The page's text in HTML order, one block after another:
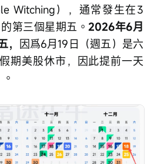
Witching），通常發生在3
第三個星期五。2026年6月
因爲6月19日（週五）是六
期美股休市，因此提前一天